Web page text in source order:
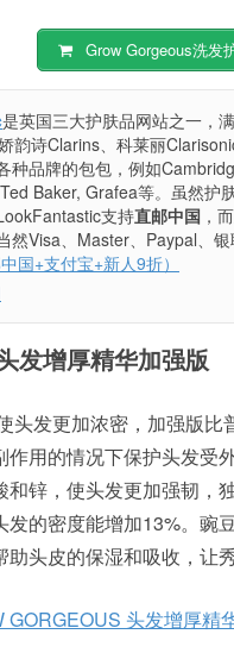
Grow Gorgeous洗发
是英国三大护肤品网站之一，
韵诗Clarins、科莱丽
种品牌的包包，例如
Baker, Grafea等。虽然护
支持直邮中国 ，
然Visa、Master、Paypal、
国+支付宝+新人9折）
发增厚精华加强版
头发更加浓密，加强版
用的情况下保护头发受
锌，使头发更加强韧，
的密度能增加13%。豌
头皮的保湿和吸收，让
GORGEOUS 头发增厚精